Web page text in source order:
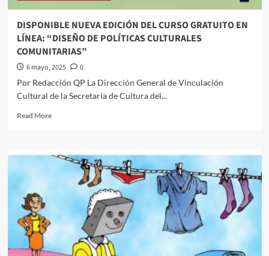
DISPONIBLE NUEVA EDICIÓN DEL CURSO GRATUITO EN
LÍNEA: “DISEÑO DE POLÍTICAS CULTURALES
COMUNITARIAS”
6 mayo, 2025
0
Por Redacción QP La Dirección General de Vinculación
Cultural de la Secretaría de Cultura del...
Read MoreRead
NUEVA
EDICIÓN
GRATUITO
LÍNEA:
“DISEÑO
DE